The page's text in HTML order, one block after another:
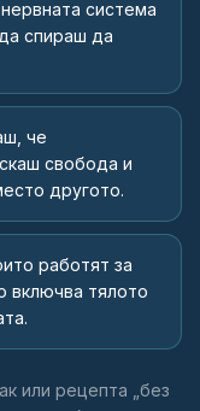
система
спираш да
че
свобода и
другото.
работят за
включва тялото
или рецепта „без